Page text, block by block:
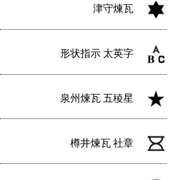
津守煉瓦
形状指示 太英字
泉州煉瓦 五稜星
樽井煉瓦 社章